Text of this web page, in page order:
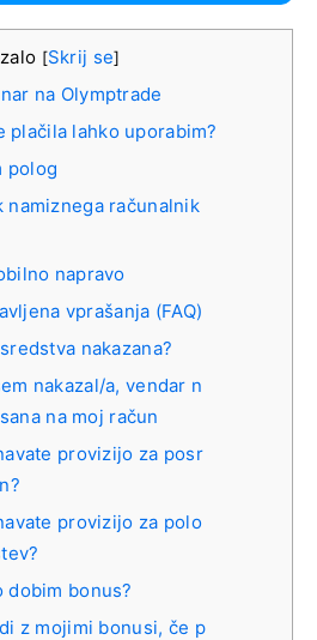
[Skrij se]
na Olymptrade
plačila lahko uporabim?
polog
namiznega računalnik
napravo
vprašanja (FAQ)
nakazana?
nakazal/a, vendar n
na moj račun
provizijo za posr
provizijo za polo
dobim bonus?
z mojimi bonusi, če p